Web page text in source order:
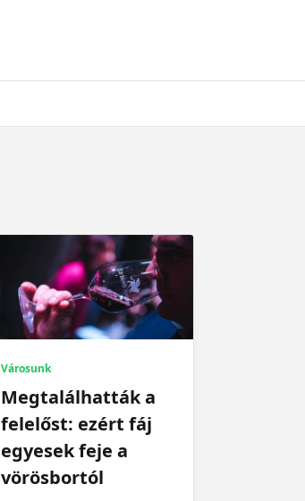
Városunk
Megtalálhatták a
felelőst: ezért fáj
egyesek feje a
vörösbortól